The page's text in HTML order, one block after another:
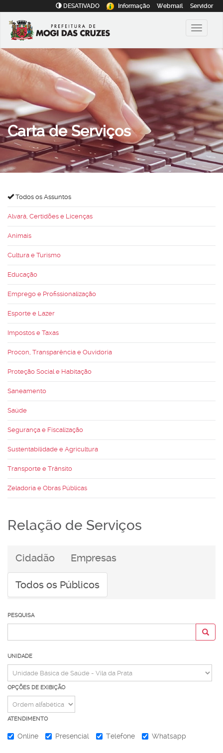
DESATIVADO Informação Webmail Servidor
Carta de Serviços
Todos os Assuntos
Alvará, Certidões e Licenças
Animais
Cultura e Turismo
Educação
Emprego e Profissionalização
Esporte e Lazer
Impostos e Taxas
Procon, Transparência e Ouvidoria
Proteção Social e Habitação
Saneamento
Saúde
Segurança e Fiscalização
Sustentabilidade e Agricultura
Transporte e Trânsito
Zeladoria e Obras Públicas
Relação de Serviços
Cidadão Empresas
Todos os Públicos
PESQUISA
UNIDADE
OPÇÕES DE EXIBIÇÃO
ATENDIMENTO
Online Presencial Telefone Whatsapp